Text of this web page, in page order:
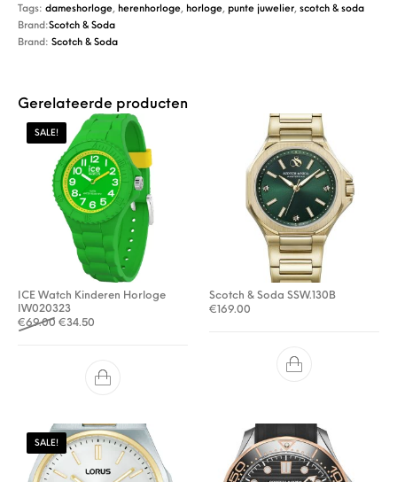
Tags:dameshorloge, herenhorloge, horloge, punte juwelier,scotch & soda
Brand:Scotch & Soda
Brand:Scotch & Soda
Gerelateerde producten
SALE!
ICE Watch Kinderen Horloge
IW020323
€69.00 Oorspronkelijke prijs was: €69.00.
€34.50
Scotch & Soda SSW.130B
€ 169.00
SALE!